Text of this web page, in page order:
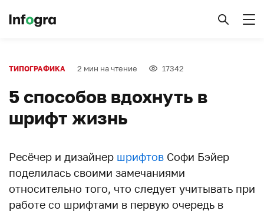
ТИПОГРАФИКА 2 мин на чтение 17342
5 способов вдохнуть в
шрифт жизнь
Ресёчер и дизайнер шрифтов Софи Бэйер
поделилась своими замечаниями
относительно того, что следует учитывать при
работе со шрифтами в первую очередь в